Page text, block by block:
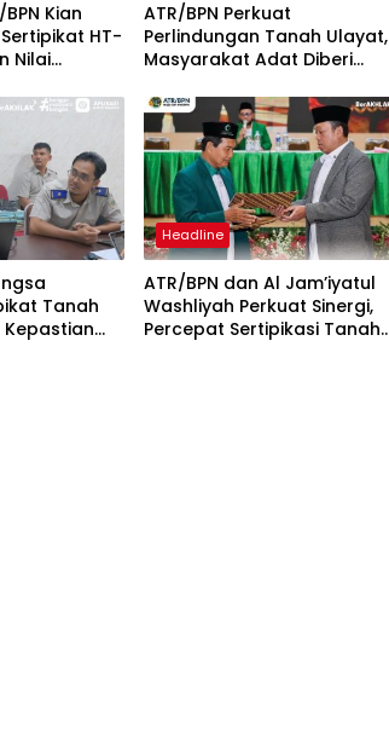
Kian
HT-
Nilai
ATR/BPN Perkuat
Perlindungan Tanah Ulayat,
Masyarakat Adat Diberi
Paksaan Sertipikasi
Tanah
Kepastian
Headline
ATR/BPN dan Al Jam’iyatul
Washliyah Perkuat Sinergi,
Percepat Sertipikasi Tanah